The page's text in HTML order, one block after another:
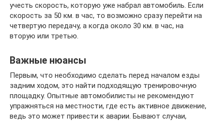
учесть скорость, которую уже набрал автомобиль. Если
скорость за 50 км. в час, то возможно сразу перейти на
четвертую передачу, а когда около 30 км. в час, на
вторую или третью.
Важные нюансы
Первым, что необходимо сделать перед началом езды
задним ходом, это найти подходящую тренировочную
площадку. Опытные автомобилисты не рекомендуют
упражняться на местности, где есть активное движение,
ведь это может привести к аварии. Бывают случаи,